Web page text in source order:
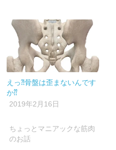
えっ⁈骨盤は歪まないんです
か⁇
2019年2月16日
ちょっとマニアックな筋肉
のお話